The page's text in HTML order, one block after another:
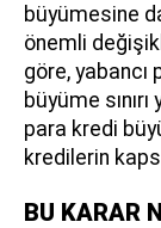
büyümesine
önemli
göre, yabancı
büyüme
para kredi
kredilerin
BU KARAR